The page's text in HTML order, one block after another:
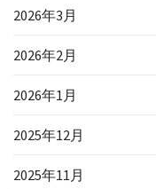
2026年3月
2026年2月
2026年1月
2025年12月
2025年11月